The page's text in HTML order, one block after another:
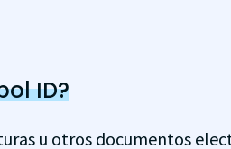
ID?
u otros documentos